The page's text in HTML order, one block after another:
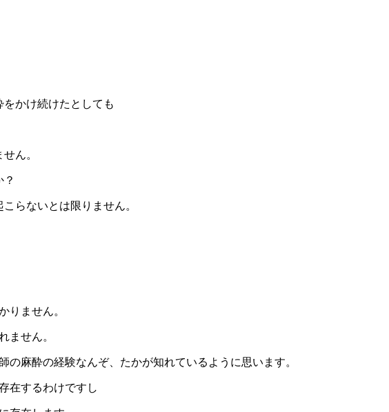
かけ続けたとしても
ん。
らないとは限りません。
りません。
ません。
麻酔の経験なんぞ、たかが知れているように思います。
在するわけですし